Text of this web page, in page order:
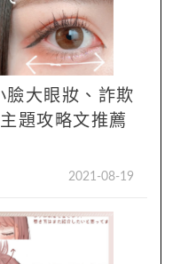
臉大眼妝、詐欺
題攻略文推薦
2021-08-19